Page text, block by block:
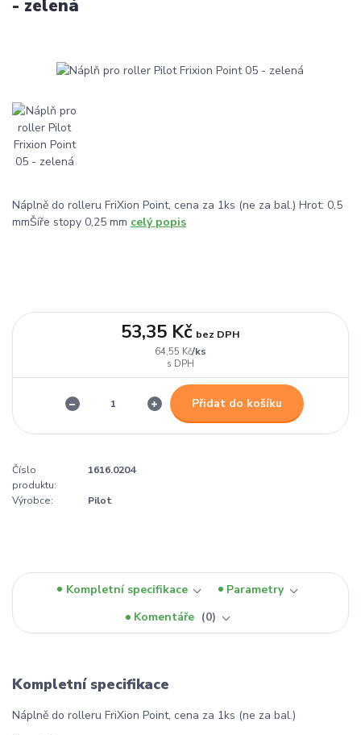
- zelená
Náplně do rolleru FriXion Point, cena za 1ks (ne za bal.) Hrot: 0,5
mmŠíře stopy 0,25 mm celý popis
64,55 Kč/ks
53,35 Kč bez DPH
Přidat do košíku
Číslo
produktu:
1616.0204
Výrobce: Pilot
Kompletní specifikace
Parametry
Komentáře
0
Kompletní specifikace
Náplně do rolleru FriXion Point, cena za 1ks (ne za bal.)